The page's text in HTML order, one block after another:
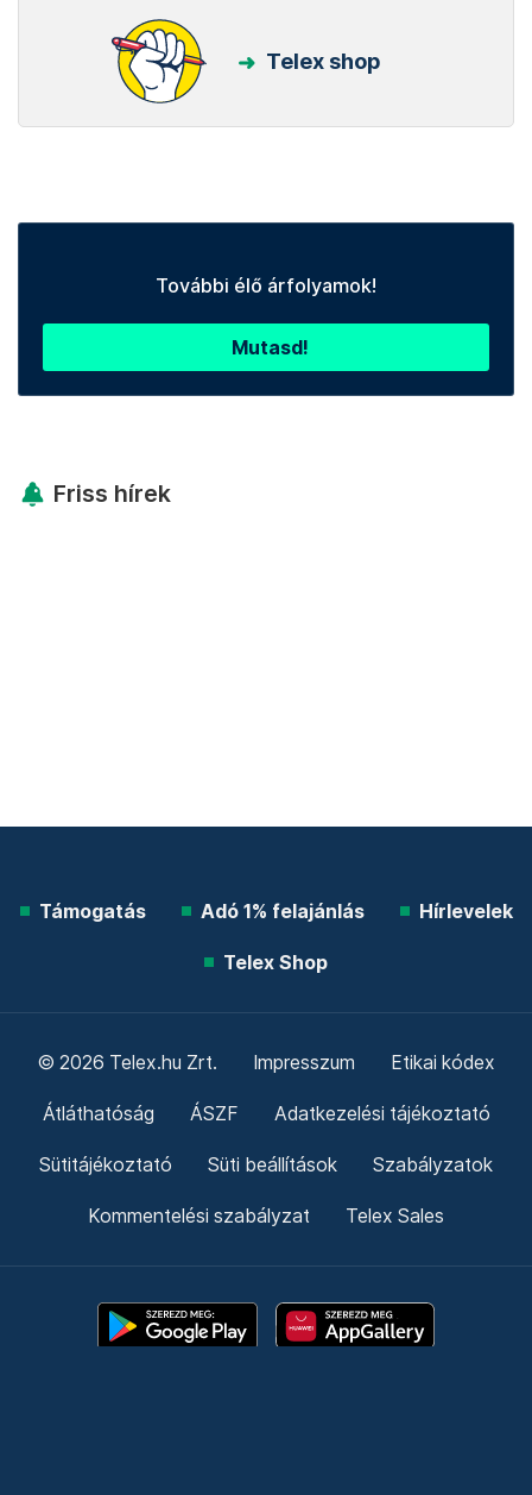
Telex shop
További élő árfolyamok!
Mutasd!
Friss hírek
Támogatás Adó 1% felajánlás Hírlevelek
Telex Shop
© 2026 Telex.hu Zrt. Impresszum Etikai kódex
Átláthatóság ÁSZF Adatkezelési tájékoztató
Sütitájékoztató Süti beállítások Szabályzatok
Kommentelési szabályzat Telex Sales